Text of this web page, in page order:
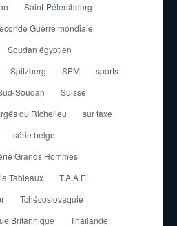
Saint-Pétersbourg
Guerre mondiale
Soudan égyptien
Spitzberg SPM
sports
Soudan
Suisse
du Richelieu
sur taxe
série belge
Grands Hommes
Tableaux
T.A.A.F.
Tchécoslovaquie
Britannique
Thaïlande